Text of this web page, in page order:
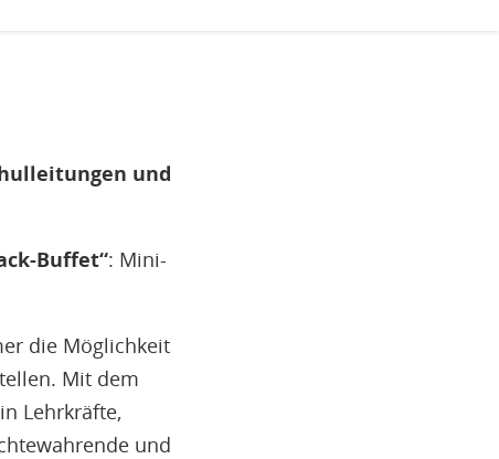
und
Buffet“: Mini-
die Möglichkeit
Mit dem
Lehrkräfte,
und